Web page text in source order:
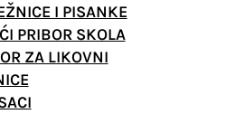
I PISANKE
PRIBOR SKOLA
ZA LIKOVNI